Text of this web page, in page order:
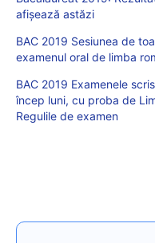
afișează astăzi
BAC 2019 Sesiunea de
examenul oral de limba
BAC 2019 Examenele
încep luni, cu proba de
Regulile de examen